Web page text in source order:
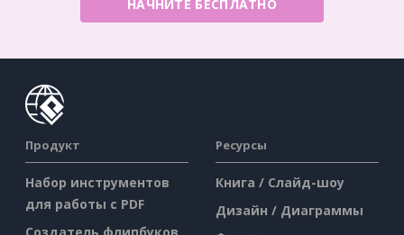
НАЧНИТЕ БЕСПЛАТНО
Продукт
Набор инструментов
для работы с PDF
Ресурсы
Книга / Слайд-шоу
Дизайн / Диаграммы